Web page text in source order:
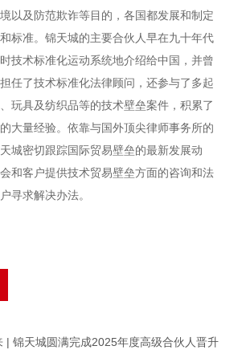
以及防范欺诈等目的，各国都发展和制定
标准。锦天城的主要合伙人早在九十年代
技术标准化运动系统地介绍给中国，并曾
任了技术标准化法律顾问，还参与了多起
玩具及纺织品等的技术壁垒案件，积累了
大量经验。依靠与国外顶尖律师事务所的
城密切跟踪国际贸易壁垒的最新发展动
和客户提供技术贸易壁垒方面的咨询和法
寻求解决办法。
| 锦天城圆满完成2025年度高级合伙人晋升